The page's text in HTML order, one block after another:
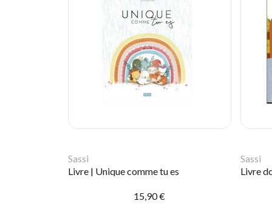
Sassi
Livre | Unique comme tu es
15,90 €
Sassi